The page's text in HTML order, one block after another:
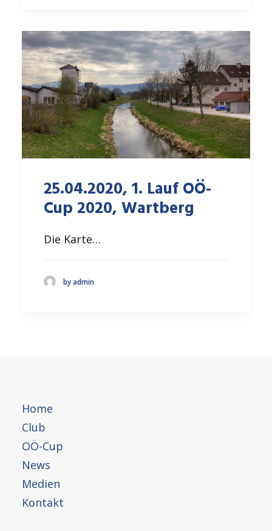
25.04.2020, 1. Lauf OÖ-
Cup 2020, Wartberg
Die Karte…
by admin
Home
Club
OÖ-Cup
News
Medien
Kontakt